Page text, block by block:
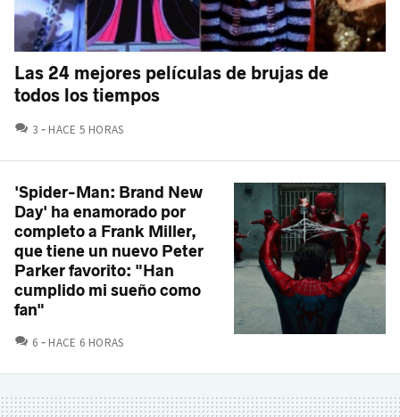
Las 24 mejores películas de brujas de
todos los tiempos
3 COMENTARIOS
HACE 5 HORAS
'Spider-Man: Brand New
Day' ha enamorado por
completo a Frank Miller,
que tiene un nuevo Peter
Parker favorito: "Han
cumplido mi sueño como
fan"
6 COMENTARIOS
HACE 6 HORAS